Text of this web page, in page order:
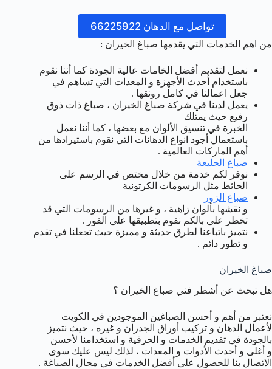
تواصل مع الدهان 66225922
من اهم الخدمات التي يقدمها صباغ الخيران :
نعمل لتقديم أفضل الخامات عالية الجودة كما أننا نقوم
باستخدام أحدث الأجهزة و المعدات التي تساهم في
جعل اعمالنا في كامل رونقها .
يعمل لدينا في شركة صباغ الخيران ، صباغ ذات ذوق
رفيع حيث يمتلك
الخبرة في تنسيق الألوان مع بعضها ، كما أننا نعمل
باستعمال أجود انواع الدهانات التي نقوم باستيرادها من
أهم الماركات العالمية .
صباغ الجليعة
نوفر لكم خدمة من خلال مختص في الرسم على
الحائط مثل الرسومات الكرتونية
صباغ الزور
و نقشها بألوان زاهية ، و غيرها من الرسومات التي قد
تخطر على بالكم نقوم بتطبيقها على الفور .
نتميز باتباعنا لطرق حديثة و مميزة حيث تجعلنا في تقدم
و تطور دائم .
صباغ الخيران
هل تبحث عن أشطر فني صباغ الخيران ؟
نعتبر من أهم و أحسن الصباغين الموجودين في الكويت
لأعمال الدهان و تركيب أوراق الجدران و غيره ، حيث نتميز
بالجودة في تقديم الخدمات و الحرفية و استخدامنا لأحسن
و أغلى و أحدث الأدوات و المعدات ، لذلك ليس عليك سوى
الاتصال بنا للحصول على أفضل الخدمات في مجال الصباغة .